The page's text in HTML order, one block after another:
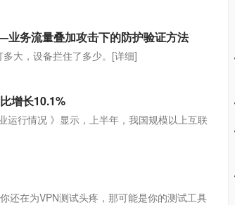
务流量叠加攻击下的防护验证方法
大，设备拦住了多少。 [详细]
增长10.1%
行情况 》显示，上半年，我国规模以上互联
还在为VPN测试头疼，那可能是你的测试工具